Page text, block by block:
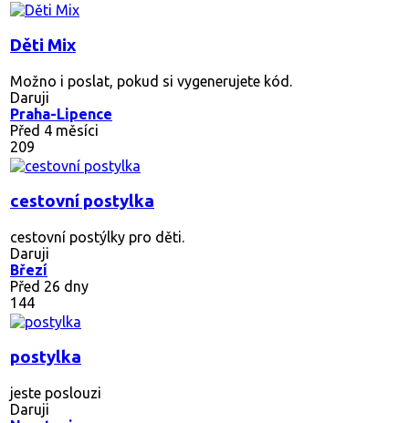
Děti Mix
Možno i poslat, pokud si vygenerujete kód.
Daruji
Praha-Lipence
Před 4 měsíci
209
cestovní postylka
cestovní postýlky pro děti.
Daruji
Březí
Před 26 dny
144
postylka
jeste poslouzi
Daruji